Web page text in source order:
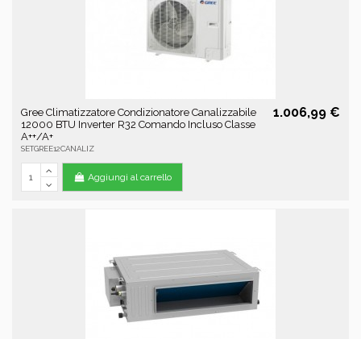
Gree Climatizzatore Condizionatore Canalizzabile
12000 BTU Inverter R32 Comando Incluso Classe
A++/A+
SETGREE12CANALIZ
1.006,99 €
Aggiungi al carrello